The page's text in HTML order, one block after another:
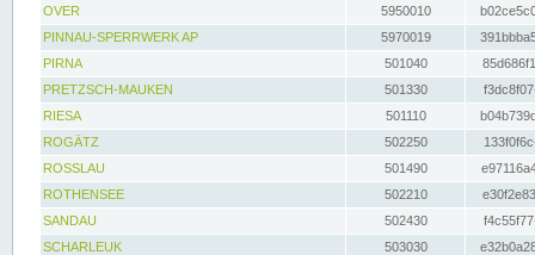
OVER
5950010
PINNAU-SPERRWERK AP
5970019
PIRNA
501040
PRETZSCH-MAUKEN
501330
RIESA
501110
ROGÄTZ
502250
ROSSLAU
501490
ROTHENSEE
502210
SANDAU
502430
SCHARLEUK
503030